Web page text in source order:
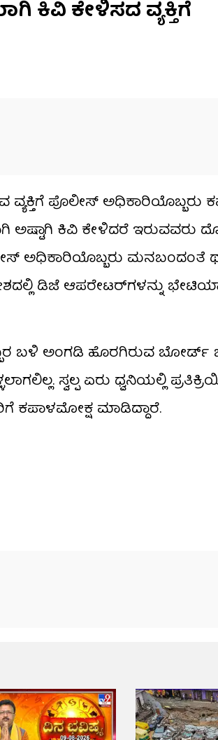
ಕಿವಿ ಕೇಳಿಸದ ವ್ಯಕ್ತಿಗೆ
ವ್ಯಕ್ತಿಗೆ ಪೊಲೀಸ್ ಅಧಿಕಾರಿಯೊಬ್ಬರು
ಅಷ್ಟಾಗಿ ಕಿವಿ ಕೇಳಿದರೆ ಇರುವವರು
ಅಧಿಕಾರಿಯೊಬ್ಬರು ಮನಬಂದಂತೆ
ಡಿಜೆ ಆಪರೇಟರ್​ಗಳನ್ನು
ಬಳಿ ಅಂಗಡಿ ಹೊರಗಿರುವ ಬೋರ್ಡ್​
ಸ್ವಲ್ಪ ಏರು ಧ್ವನಿಯಲ್ಲಿ
ಕಪಾಳಮೋಕ್ಷ ಮಾಡಿದ್ದಾರೆ.